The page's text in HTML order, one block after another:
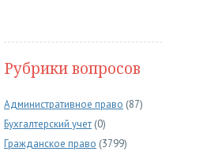
Рубрики вопросов
Административное право (87)
Бухгалтерский учет (0)
Гражданское право (3799)